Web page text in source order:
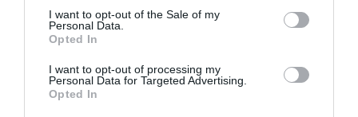
consent section.
I want to opt-out of the Sale of my
Personal Data.
Opted In
I want to opt-out of processing my
Personal Data for Targeted Advertising.
Opted In